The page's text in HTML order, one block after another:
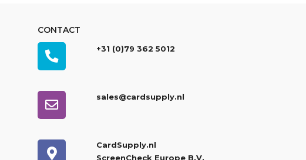
CONTACT
+31 (0)79 362 5012
sales@cardsupply.nl
CardSupply.nl
ScreenCheck Europe B.V.